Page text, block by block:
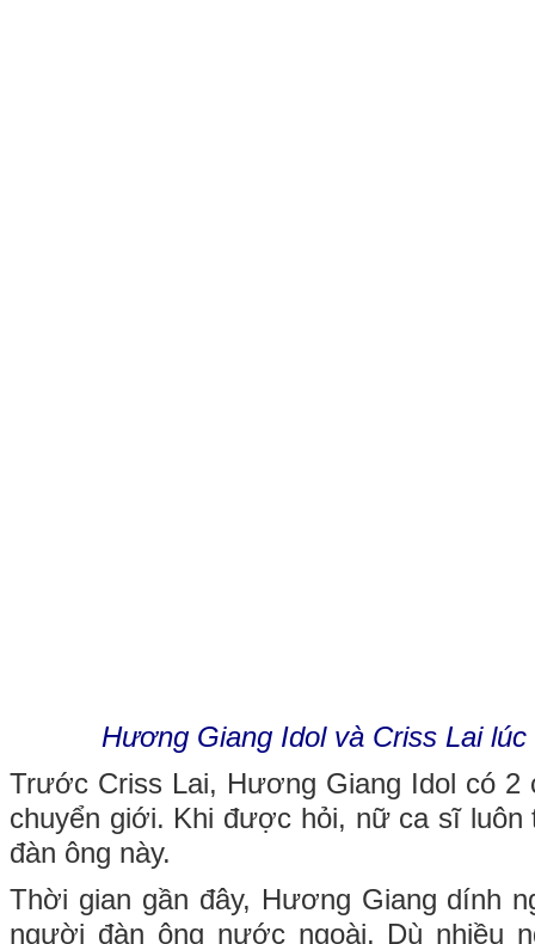
Hương Giang Idol và Criss Lai
Trước Criss Lai, Hương Giang Idol có 2
chuyển giới. Khi được hỏi, nữ ca sĩ
đàn ông này.
Thời gian gần đây, Hương Giang dính
người đàn ông nước ngoài. Dù nhiều